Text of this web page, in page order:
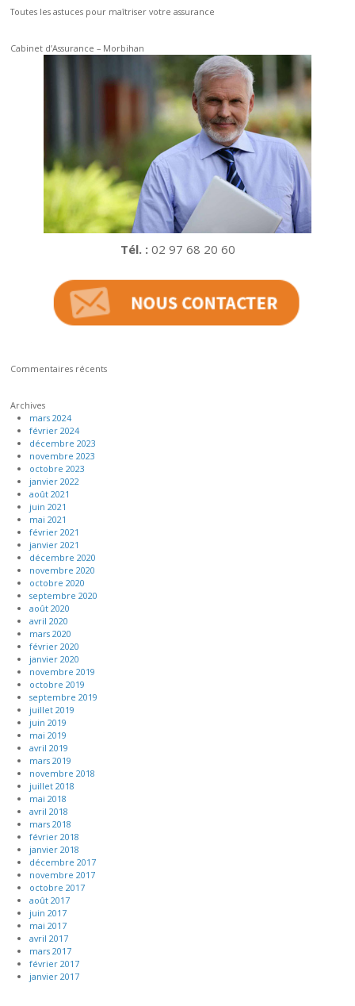
Toutes les astuces pour maîtriser votre assurance
Cabinet d’Assurance – Morbihan
Tél. :02 97 68 20 60
Commentaires récents
Archives
mars 2024
février 2024
décembre 2023
novembre 2023
octobre 2023
janvier 2022
août 2021
juin 2021
mai 2021
février 2021
janvier 2021
décembre 2020
novembre 2020
octobre 2020
septembre 2020
août 2020
avril 2020
mars 2020
février 2020
janvier 2020
novembre 2019
octobre 2019
septembre 2019
juillet 2019
juin 2019
mai 2019
avril 2019
mars 2019
novembre 2018
juillet 2018
mai 2018
avril 2018
mars 2018
février 2018
janvier 2018
décembre 2017
novembre 2017
octobre 2017
août 2017
juin 2017
mai 2017
avril 2017
mars 2017
février 2017
janvier 2017